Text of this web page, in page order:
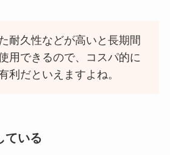
耐久性などが高いと長期間
用できるので、コスパ的に
利だといえますよね。
ている